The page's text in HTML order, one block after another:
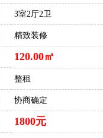
3室2厅2卫
精致装修
120.00㎡
整租
协商确定
1800元